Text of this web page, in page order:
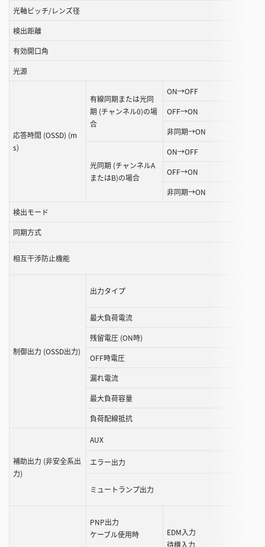
光軸ピッチ/レンズ径
検出距離
有効開口角
光源
応答時間 (OSSD) (m
s)
有線同期または光同
期 (チャンネル0)の場
合
ON→OFF
OFF→ON
非同期→ON
光同期 (チャンネルA
またはB)の場合
ON→OFF
OFF→ON
非同期→ON
検出モード
同期方式
相互干渉防止機能
制御出力 (OSSD出力)
出力タイプ
最大負荷電流
残留電圧 (ON時)
OFF時電圧
漏れ電流
最大負荷容量
負荷配線抵抗
補助出力 (非安全系出
力)
AUX
エラー出力
ミュートランプ出力
PNP出力
ケーブル使用時
EDM入力
待機入力